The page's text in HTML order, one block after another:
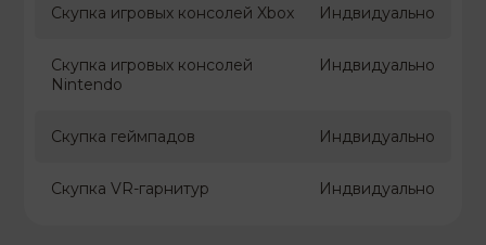
Скупка игровых консолей Xbox Индвидуально
Скупка игровых консолей
Nintendo
Индвидуально
Скупка геймпадов Индвидуально
Скупка VR-гарнитур Индвидуально